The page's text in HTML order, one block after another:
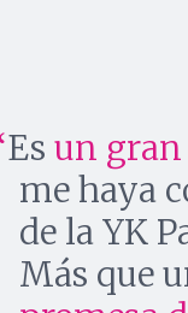
Es un
me haya
de la YK
Más que